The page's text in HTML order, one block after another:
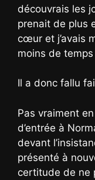
découvrais les
prenait de plus
cœur et j’avais
moins de
Il a donc fallu
Pas vraiment
d’entrée à
devant
présenté à
certitude de ne